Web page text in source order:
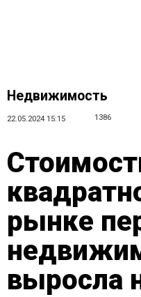
Недвижимость
22.05.2024 15:15 1386
рынке
выросла